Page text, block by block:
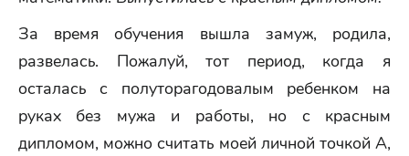
За время обучения вышла замуж, родила,
развелась. Пожалуй, тот период, когда я
осталась с полуторагодовалым ребенком на
руках без мужа и работы, но с красным
дипломом, можно считать моей личной точкой А,